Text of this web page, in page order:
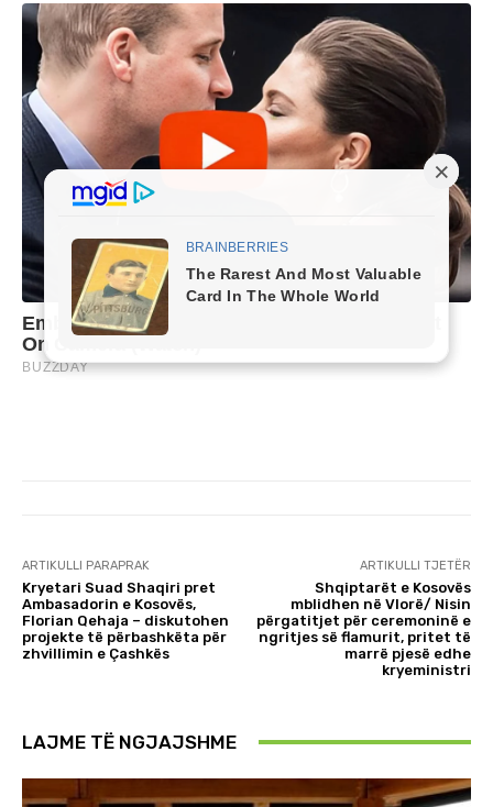
ARTIKULLI PARAPRAK
Kryetari Suad Shaqiri pret
Ambasadorin e Kosovës,
Florian Qehaja – diskutohen
projekte të përbashkëta për
zhvillimin e Çashkës
ARTIKULLI TJETËR
Shqiptarët e Kosovës
mblidhen në Vlorë/ Nisin
përgatitjet për ceremoninë e
ngritjes së flamurit, pritet të
marrë pjesë edhe
kryeministri
LAJME TË NGJAJSHME